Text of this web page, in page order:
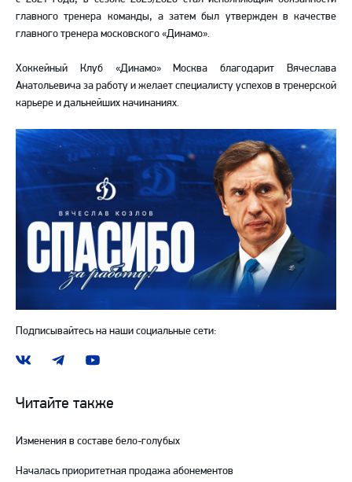
главного тренера команды, а затем был утвержден в качестве
главного тренера московского «Динамо».
Хоккейный Клуб «Динамо» Москва благодарит Вячеслава
Анатольевича за работу и желает специалисту успехов в тренерской
карьере и дальнейших начинаниях.
Подписывайтесь на наши социальные сети:
Наша
ВКонтакте
Наш
в
Telegram
Наш
YouTube
Читайте также
Изменения в составе бело-голубых
Началась приоритетная продажа абонементов